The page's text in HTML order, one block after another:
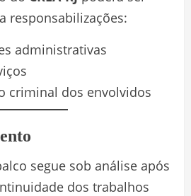
responsabilizações:
administrativas
criminal dos envolvidos
segue sob análise após
dos trabalhos